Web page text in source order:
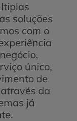
soluções
com o
único,
de
da
já